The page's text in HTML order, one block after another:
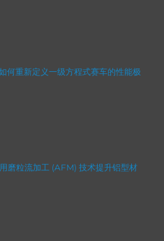
何重新定义一级方程式赛车的性能极
磨粒流加工 (AFM) 技术提升铝型材